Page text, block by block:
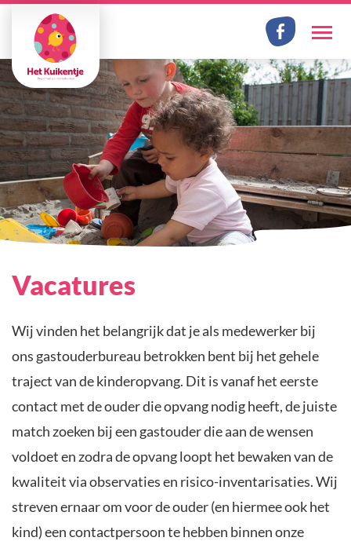
Facebook
Vacatures
Wij vinden het belangrijk dat je als medewerker bij
ons gastouderbureau betrokken bent bij het gehele
traject van de kinderopvang. Dit is vanaf het eerste
contact met de ouder die opvang nodig heeft, de juiste
match zoeken bij een gastouder die aan de wensen
voldoet en zodra de opvang loopt het bewaken van de
kwaliteit via observaties en risico-inventarisaties. Wij
streven ernaar om voor de ouder (en hiermee ook het
kind) een contactpersoon te hebben binnen onze